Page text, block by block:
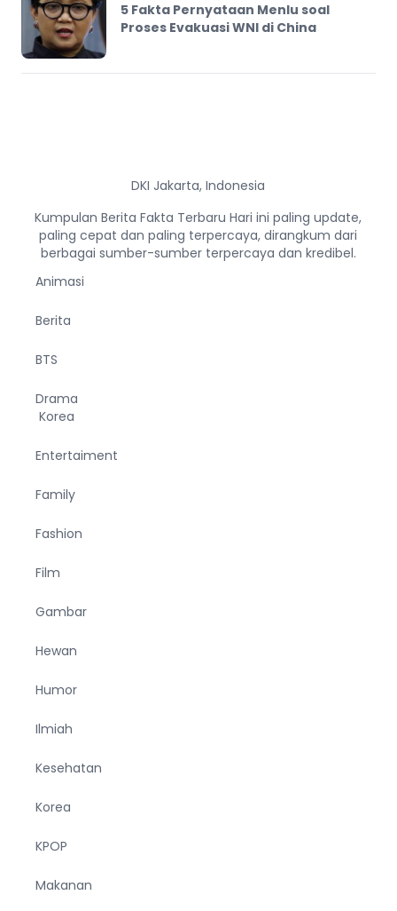
5 Fakta Pernyataan Menlu soal
Proses Evakuasi WNI di China
DKI Jakarta, Indonesia
Kumpulan Berita Fakta Terbaru Hari ini paling update,
paling cepat dan paling terpercaya, dirangkum dari
berbagai sumber-sumber terpercaya dan kredibel.
Animasi
Berita
BTS
Drama
Korea
Entertaiment
Family
Fashion
Film
Gambar
Hewan
Humor
Ilmiah
Kesehatan
Korea
KPOP
Makanan